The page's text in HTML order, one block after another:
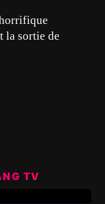
la sortie de
TV